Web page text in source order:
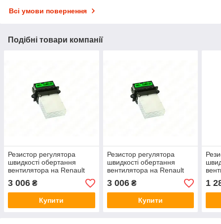
Всі умови повернення
Подібні товари компанії
Резистор регулятора
швидкості обертання
вентилятора на Renault
Valeo - VAL509355
3 006 ₴
Купити
Резистор регулятора
швидкості обертання
вентилятора на Renault
Clio III 2005->2012 - Valeo
- VAL509355
3 006₴
Купити
1